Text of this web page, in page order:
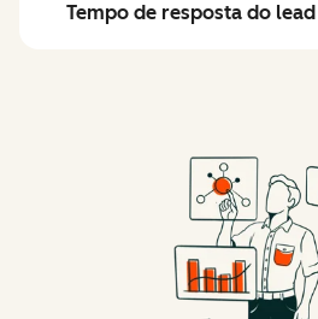
Tempo de resposta do